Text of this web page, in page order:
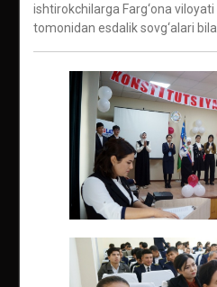
ishtirokchilarga Farg‘ona viloyati
tomonidan esdalik sovg‘alari